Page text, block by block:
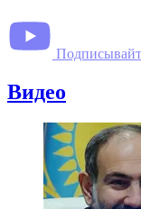
Видео